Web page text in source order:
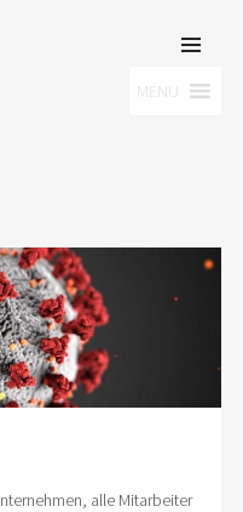
CONTENT
MENU
alle Mitarbeiter